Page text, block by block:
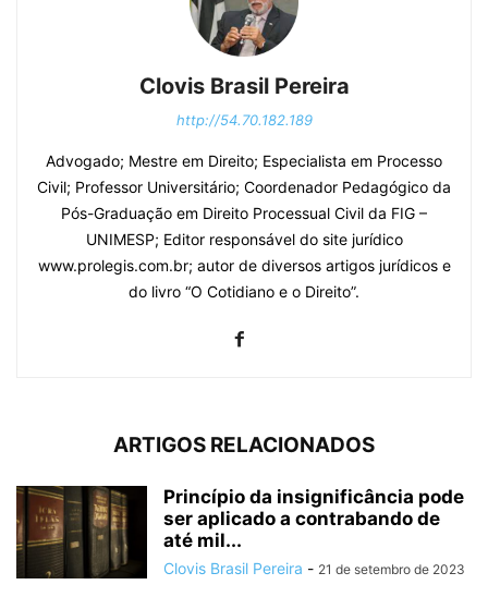
Clovis Brasil Pereira
http://54.70.182.189
Advogado; Mestre em Direito; Especialista em Processo
Civil; Professor Universitário; Coordenador Pedagógico da
Pós-Graduação em Direito Processual Civil da FIG –
UNIMESP; Editor responsável do site jurídico
www.prolegis.com.br; autor de diversos artigos jurídicos e
do livro “O Cotidiano e o Direito”.
ARTIGOS RELACIONADOS
Princípio da insignificância pode
ser aplicado a contrabando de
até mil...
Clovis Brasil Pereira - 21 de setembro de 2023